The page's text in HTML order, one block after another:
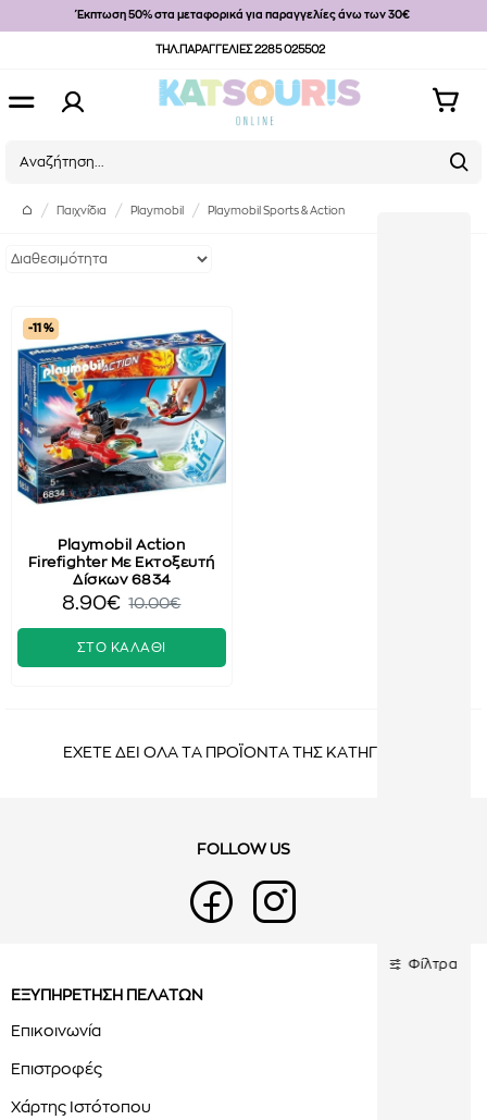
Έκπτωση 50% στα μεταφορικά για παραγγελίες άνω των 30€
ΤΗΛ.ΠΑΡΑΓΓΕΛΙΕΣ 2285 025502
Παιχνίδια Playmobil Playmobil Sports & Action
-11 %
Playmobil Action
Firefighter Με Εκτοξευτή
Δίσκων 6834
8.90€ 10.00€
ΣΤΟ ΚΑΛΑΘΙ
ΕΧΕΤΕ ΔΕΙ ΟΛΑ ΤΑ ΠΡΟΪΟΝΤΑ ΤΗΣ ΚΑΤΗΓΟΡΙΑΣ
FOLLOW US
ΕΞΥΠΗΡΕΤΗΣΗ ΠΕΛΑΤΩΝ
Επικοινωνία
Επιστροφές
Χάρτης Ιστότοπου
Φίλτρα